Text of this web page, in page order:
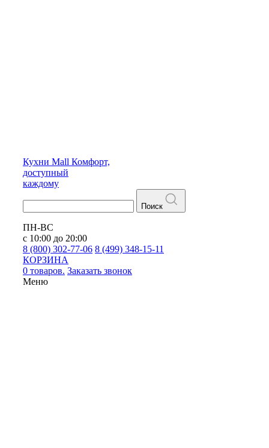
Кухни Mall Комфорт,
доступный
каждому
Поиск
ПН-ВС
с 10:00 до 20:00
8 (800) 302-77-06 8 (499) 348-15-11
КОРЗИНА
0 товаров. Заказать звонок
Меню